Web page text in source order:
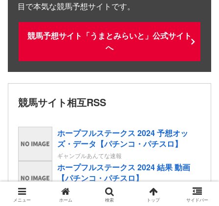
目で本気な競馬予想サイトです。
競馬予想サイト「うまとみらいと」公式サイト
へ
競馬サイト相互RSS
ホープフルステークス 2024 予想オッ
ズ・データ【パチンコ・パチスロ】
ギャンブルあんてな速報
ホープフルステークス 2024 結果 動画
【パチンコ・パチスロ】
ギャンブルあんてな速報
【中古機価格230万円】スマスロSAO2、
メニュー ホーム 検索 トップ サイドバー